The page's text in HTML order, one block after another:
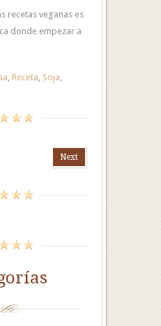
recetas veganas es
donde empezar a
, Receta, Soja,
Next